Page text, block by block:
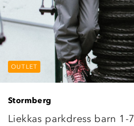
OUTLET
OUTLET
Stormberg
Liekkas parkdress barn 1-7